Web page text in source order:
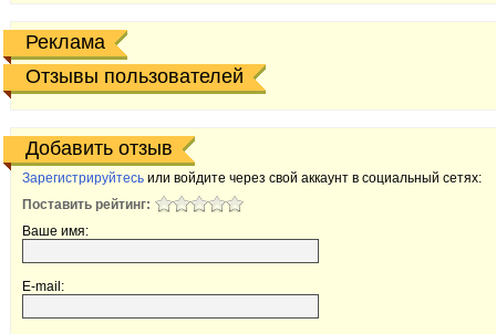
Реклама
Отзывы пользователей
Добавить отзыв
Зарегистрируйтесь или войдите через свой аккаунт в социальный сетях:
Поставить рейтинг:
Ваше имя:
E-mail: